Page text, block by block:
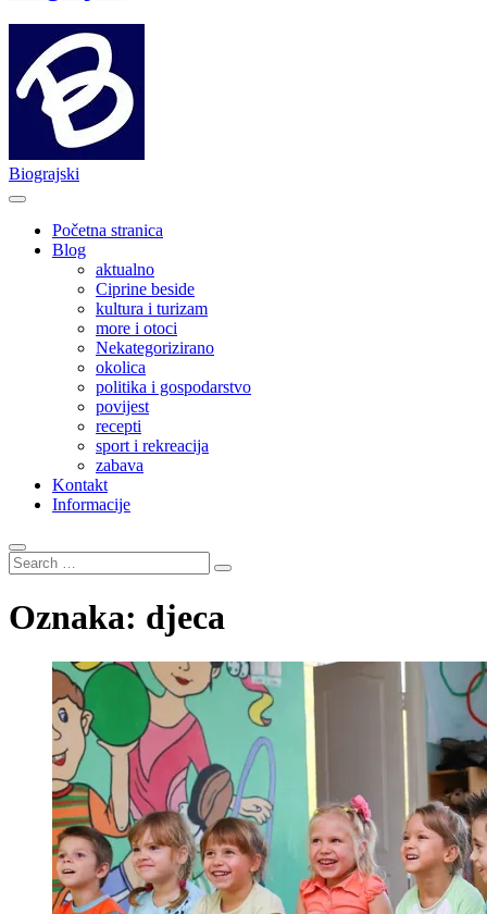
Biograjski
Početna stranica
Blog
aktualno
Ciprine beside
kultura i turizam
more i otoci
Nekategorizirano
okolica
politika i gospodarstvo
povijest
recepti
sport i rekreacija
zabava
Kontakt
Informacije
Search
…
Oznaka: djeca